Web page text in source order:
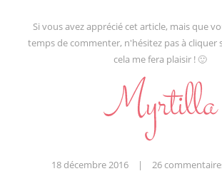
Si vous avez apprécié cet article, mais que
temps de commenter, n'hésitez pas à cliquer
cela me fera plaisir ! 🙂
18 décembre 2016 | 26